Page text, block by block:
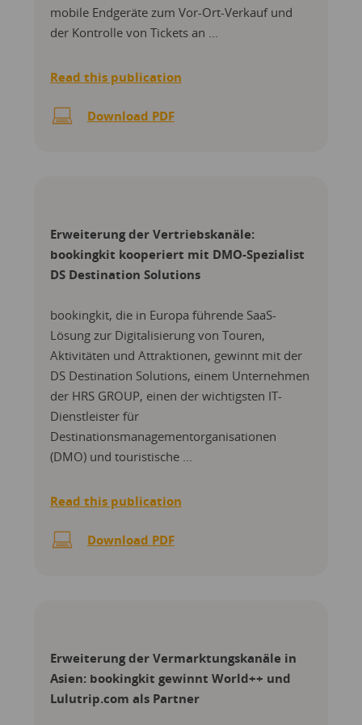
mobile Endgeräte zum Vor-Ort-Verkauf und
der Kontrolle von Tickets an ...
Read this publication
Download PDF
Erweiterung der Vertriebskanäle:
bookingkit kooperiert mit DMO-Spezialist
DS Destination Solutions
bookingkit, die in Europa führende SaaS-
Lösung zur Digitalisierung von Touren,
Aktivitäten und Attraktionen, gewinnt mit der
DS Destination Solutions, einem Unternehmen
der HRS GROUP, einen der wichtigsten IT-
Dienstleister für
Destinationsmanagementorganisationen
(DMO) und touristische ...
Read this publication
Download PDF
Erweiterung der Vermarktungskanäle in
Asien: bookingkit gewinnt World++ und
Lulutrip.com als Partner